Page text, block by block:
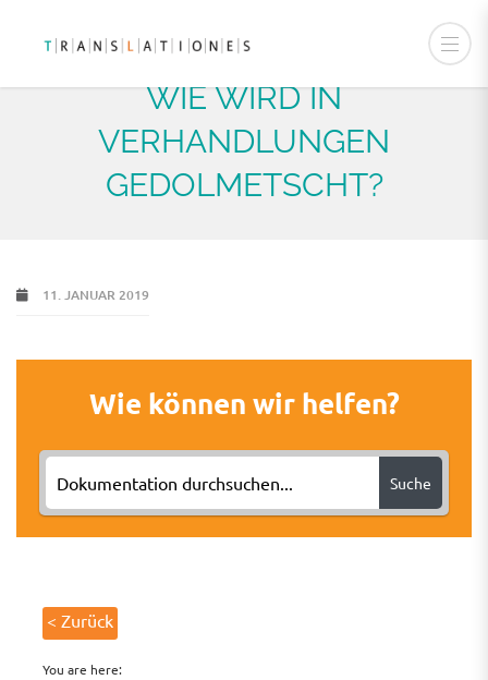
WIE WIRD IN
VERHANDLUNGEN
GEDOLMETSCHT?
11. JANUAR 2019
Wie können wir helfen?
Suche
< Zurück
You are here: